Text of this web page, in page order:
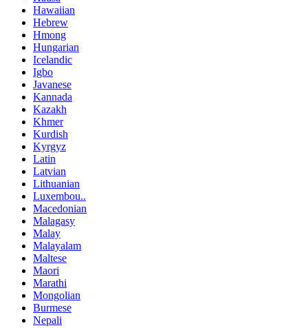
Hawaiian
Hebrew
Hmong
Hungarian
Icelandic
Igbo
Javanese
Kannada
Kazakh
Khmer
Kurdish
Kyrgyz
Latin
Latvian
Lithuanian
Luxembou..
Macedonian
Malagasy
Malay
Malayalam
Maltese
Maori
Marathi
Mongolian
Burmese
Nepali